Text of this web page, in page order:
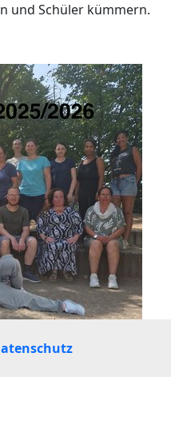
und Schüler kümmern.